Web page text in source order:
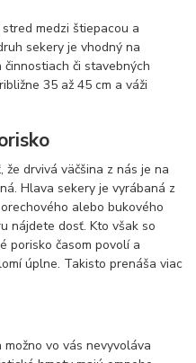
medzi štiepacou a
sekery je vhodný na
či stavebných
35 až 45 cm a váži
že drvivá väčšina z nás je na
Hlava sekery je vyrábaná z
alebo bukového
nájdete dosť. Kto však so
porisko časom povolí a
úplne. Takisto prenáša viac
vo vás nevyvoláva